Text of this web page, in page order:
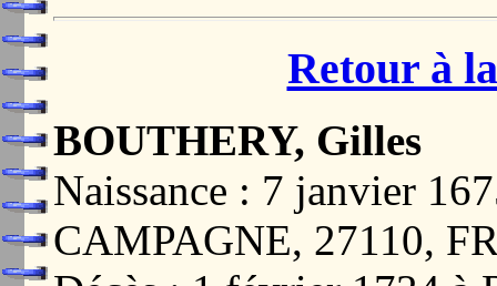
Retour à
BOUTHERY, Gilles
Naissance : 7 janvier
CAMPAGNE, 27110,